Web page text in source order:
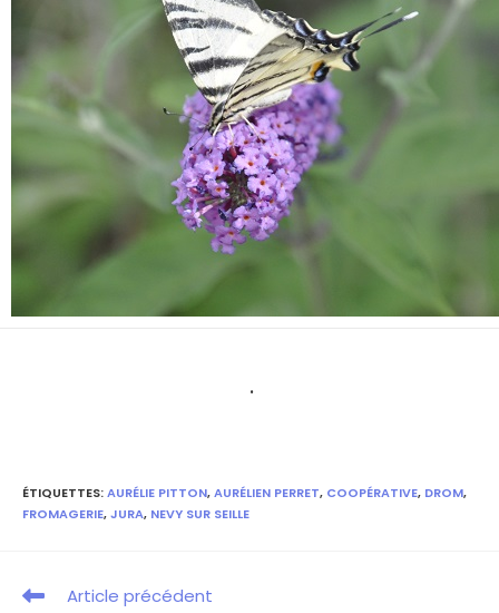
.
ÉTIQUETTES:AURÉLIE PITTON,AURÉLIEN PERRET, COOPÉRATIVE, DROM,
FROMAGERIE,JURA, NEVY SUR SEILLE
Article précédent